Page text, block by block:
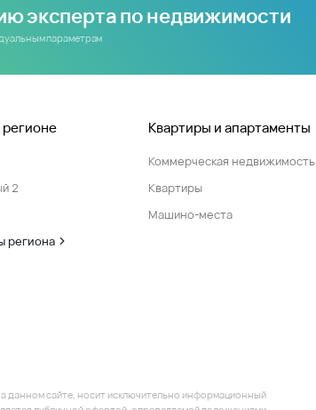
эксперта по недвижимости
параметрам
2
региона
Квартиры и апартаменты
Коммерческая недвижимость
Квартиры
Машино-места
данном сайте, носит исключительно информационный